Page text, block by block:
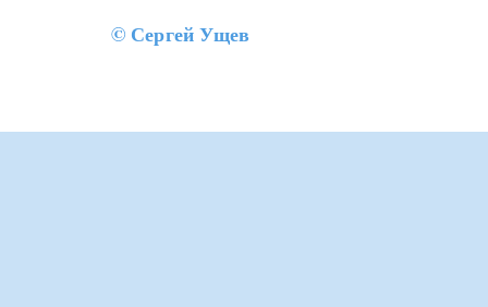
© Сергей Ущев